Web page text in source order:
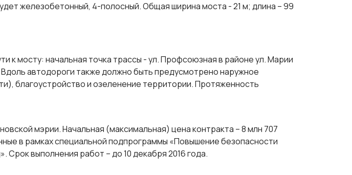
железобетонный, 4-полосный. Общая ширина моста - 21 м; длина – 99
к мосту: начальная точка трассы - ул. Профсоюзная в районе ул. Марии
автодороги также должно быть предусмотрено наружное
благоустройство и озеленение территории. Протяженность
мэрии. Начальная (максимальная) цена контракта – 8 млн 707
в рамках специальной подпрограммы «Повышение безопасности
выполнения работ – до 10 декабря 2016 года.